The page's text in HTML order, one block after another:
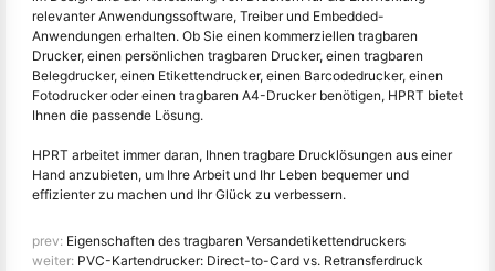
relevanter Anwendungssoftware, Treiber und Embedded-
Anwendungen erhalten. Ob Sie einen kommerziellen tragbaren
Drucker, einen persönlichen tragbaren Drucker, einen tragbaren
Belegdrucker, einen Etikettendrucker, einen Barcodedrucker, einen
Fotodrucker oder einen tragbaren A4-Drucker benötigen, HPRT bietet
Ihnen die passende Lösung.
HPRT arbeitet immer daran, Ihnen tragbare Drucklösungen aus einer
Hand anzubieten, um Ihre Arbeit und Ihr Leben bequemer und
effizienter zu machen und Ihr Glück zu verbessern.
prev: Eigenschaften des tragbaren Versandetikettendruckers
weiter: PVC-Kartendrucker: Direct-to-Card vs. Retransferdruck